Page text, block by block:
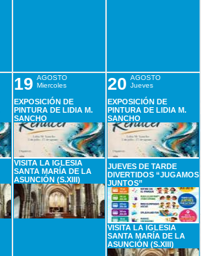
19 AGOSTO
Miercoles
EXPOSICIÓN DE
PINTURA DE LIDIA M.
SANCHO
VISITA LA IGLESIA
SANTA MARÍA DE LA
ASUNCIÓN (S.XIII)
20 AGOSTO
Jueves
EXPOSICIÓN DE
PINTURA DE LIDIA M.
SANCHO
JUEVES DE TARDE
DIVERTIDOS “JUGAMOS
JUNTOS”
VISITA LA IGLESIA
SANTA MARÍA DE LA
ASUNCIÓN (S.XIII)